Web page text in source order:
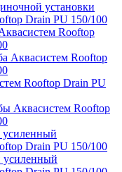
установки
Drain PU 150/100
Rooftop
Аквасистем Rooftop
Rooftop Drain PU
Аквасистем Rooftop
Drain PU 150/100
усиленный